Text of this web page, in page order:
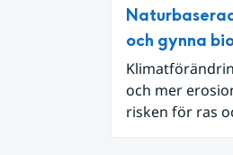
och gynna
och mer
risken för ras